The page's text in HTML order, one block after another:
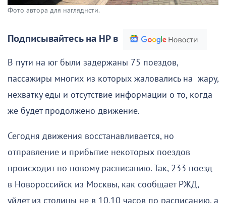
Фото автора для нагляднсти.
Подписывайтесь на НР в
В пути на юг были задержаны 75 поездов,
пассажиры многих из которых жаловались на жару,
нехватку еды и отсутствие информации о то, когда
же будет продолжено движение.
Сегодня движения восстанавливается, но
отправление и прибытие некоторых поездов
происходит по новому расписанию. Так, 233 поезд
в Новороссийск из Москвы, как сообщает РЖД,
уйдет из столицы не в 10.10 часов по расписанию, а